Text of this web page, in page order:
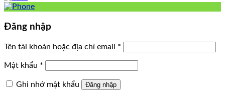
Đăng nhập
Tên tài khoản hoặc địa chỉ email *
Mật khẩu *
Ghi nhớ mật khẩu Đăng nhập